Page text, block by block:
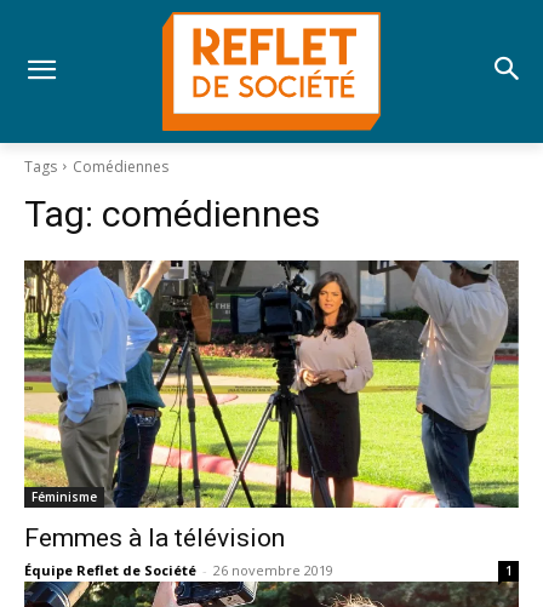
Tags Comédiennes
Tag: comédiennes
Féminisme
Femmes à la télévision
Équipe Reflet de Société - 26 novembre 2019 1